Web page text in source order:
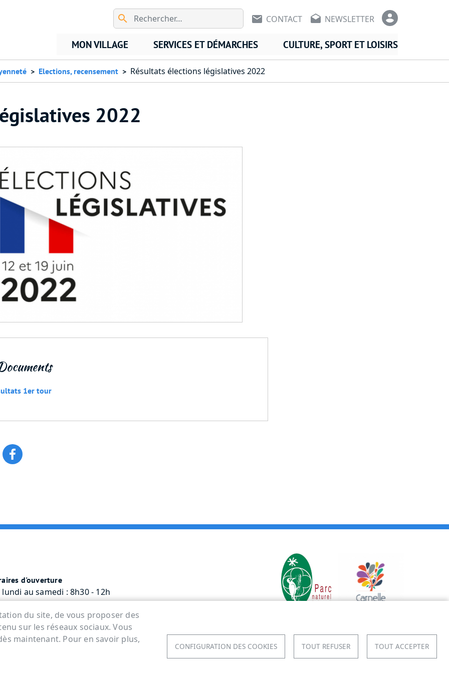
En-tête -
En-tête - Communication
CONTACT NEWSLETTER
MON VILLAGE SERVICES ET DÉMARCHES CULTURE, SPORT ET LOISIRS
Elections, recensement Résultats élections législatives 2022
2022
1er tour
d'ouverture
lundi au samedi : 8h30 - 12h
: 8h30 - 12h / 13h30 - 17h45
ACCESSIBILITÉ : NON CONFORME COOKIES CONTACT PLAN DU SITE S'IDENTIFIER
du site, de vous proposer des
sur les réseaux sociaux. Vous
maintenant. Pour en savoir plus,
CONFIGURATION DES COOKIES TOUT REFUSER TOUT ACCEPTER